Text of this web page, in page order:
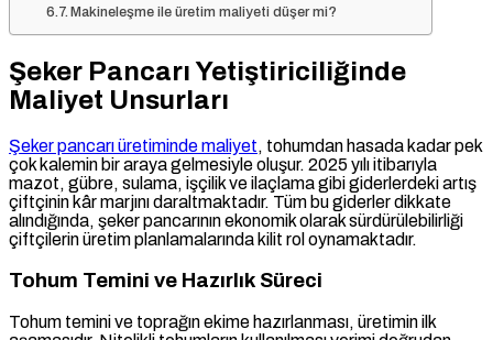
Makineleşme ile üretim maliyeti düşer mi?
Şeker Pancarı Yetiştiriciliğinde
Maliyet Unsurları
Şeker pancarı üretiminde maliyet, tohumdan hasada kadar pek
çok kalemin bir araya gelmesiyle oluşur. 2025 yılı itibarıyla
mazot, gübre, sulama, işçilik ve ilaçlama gibi giderlerdeki artış
çiftçinin kâr marjını daraltmaktadır. Tüm bu giderler dikkate
alındığında, şeker pancarının ekonomik olarak sürdürülebilirliği
çiftçilerin üretim planlamalarında kilit rol oynamaktadır.
Tohum Temini ve Hazırlık Süreci
Tohum temini ve toprağın ekime hazırlanması, üretimin ilk